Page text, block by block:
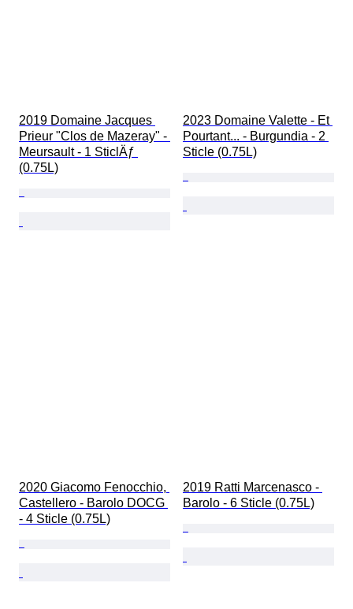
2019 Domaine Jacques
Prieur "Clos de Mazeray" -
Meursault - 1 SticlÄƒ
(0.75L)
2023 Domaine Valette - Et
Pourtant... - Burgundia - 2
Sticle (0.75L)
2020 Giacomo Fenocchio,
Castellero - Barolo DOCG
- 4 Sticle (0.75L)
2019 Ratti Marcenasco -
Barolo - 6 Sticle (0.75L)